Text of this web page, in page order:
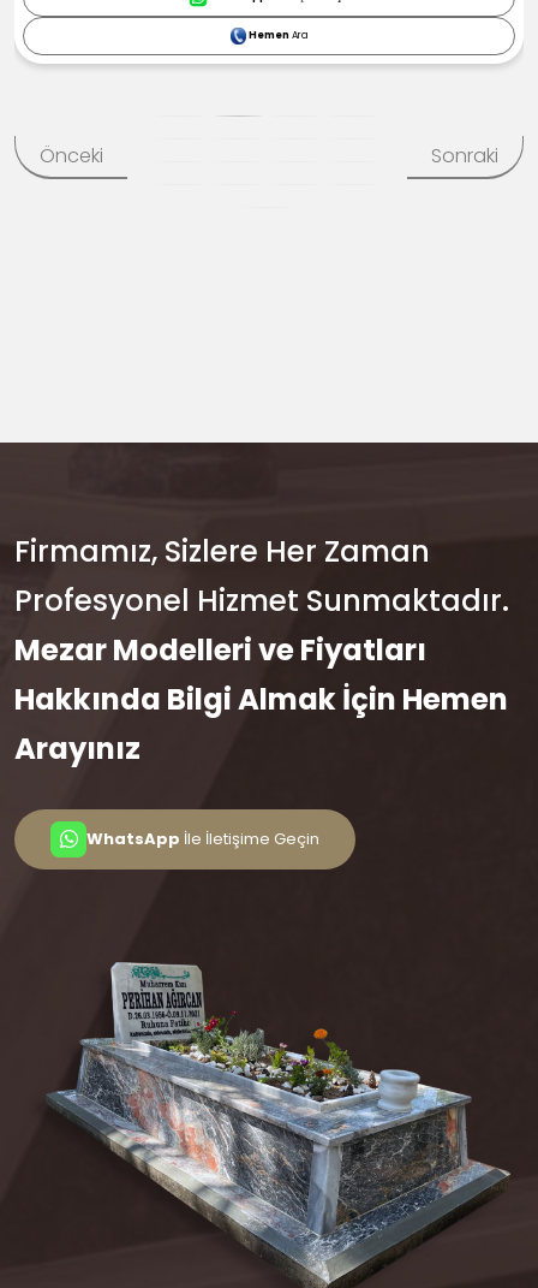
HemenAra
Önceki Sonraki
Firmamız, Sizlere Her Zaman
Profesyonel Hizmet Sunmaktadır.
Mezar Modelleri ve Fiyatları
Hakkında Bilgi Almak İçin Hemen
Arayınız
WhatsApp İle İletişime Geçin